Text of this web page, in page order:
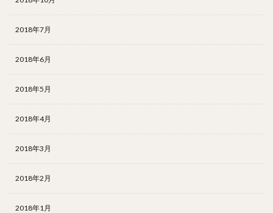
2018年7月
2018年6月
2018年5月
2018年4月
2018年3月
2018年2月
2018年1月